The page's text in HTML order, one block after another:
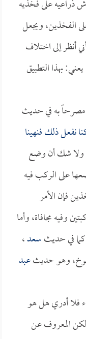
ذراعيه على فخذيه
الفخذين، ويجعل
أنظر إلى اختلاف
بهذا التطبيق
مصرحاً به في حديث
نفعل ذلك فنهينا
شك أن وضع
على الركب فيه
فإن الأمر
وفيه مجافاة، وأما
في حديثسعد،
وهو حديثعبد
فلا أدري هل هو
المعروف عن